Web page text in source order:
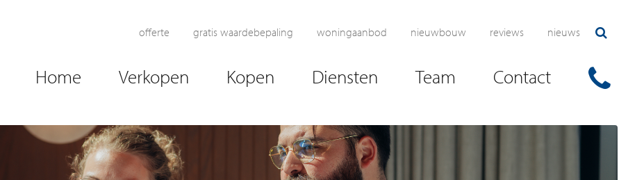
offerte gratis waardebepaling woningaanbod nieuwbouw reviews nieuws
Home Verkopen Kopen Diensten Team Contact